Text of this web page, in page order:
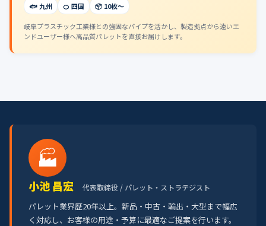
🐟 九州 🍊 四国 📦 10枚〜
岐阜プラスチック工業様との強固なパイプを活かし、製造拠点から遠いエ
ンドユーザー様へ高品質パレットを直接お届けします。
🏭
小池 昌宏 代表取締役 / パレット・ストラテジスト
パレット業界歴20年以上。新品・中古・輸出・大型まで幅広
く対応し、お客様の用途・予算に最適なご提案を行います。